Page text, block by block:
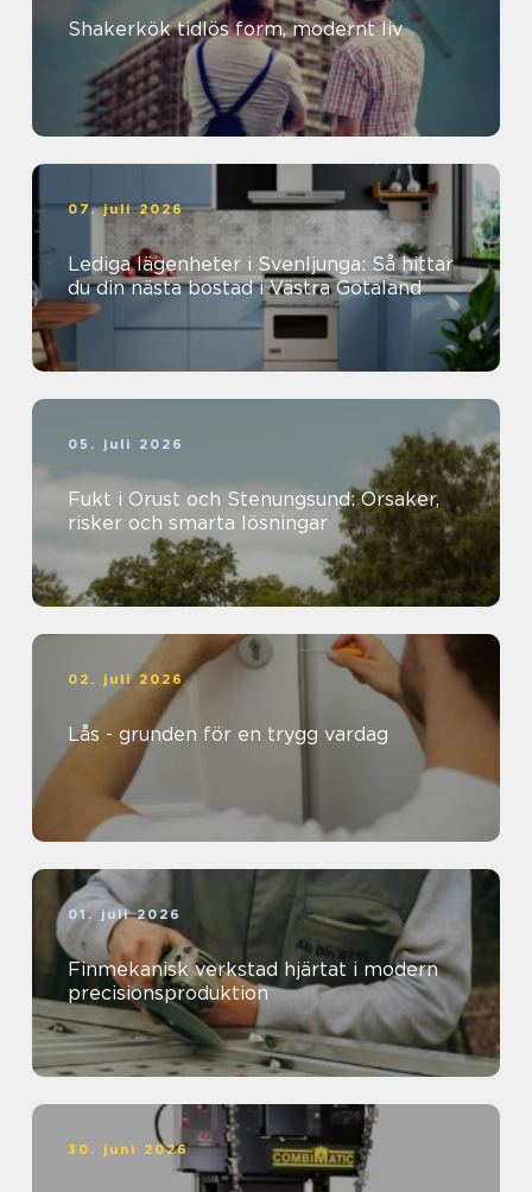
Shakerkök tidlös form, modernt liv
07. juli 2026
Lediga lägenheter i Svenljunga: Så hittar
du din nästa bostad i Västra Götaland
05. juli 2026
Fukt i Orust och Stenungsund: Orsaker,
risker och smarta lösningar
02. juli 2026
Lås - grunden för en trygg vardag
01. juli 2026
Finmekanisk verkstad hjärtat i modern
precisionsproduktion
30. juni 2026